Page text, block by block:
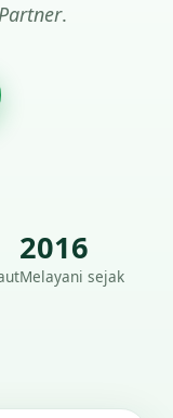
.
2016
Melayani sejak